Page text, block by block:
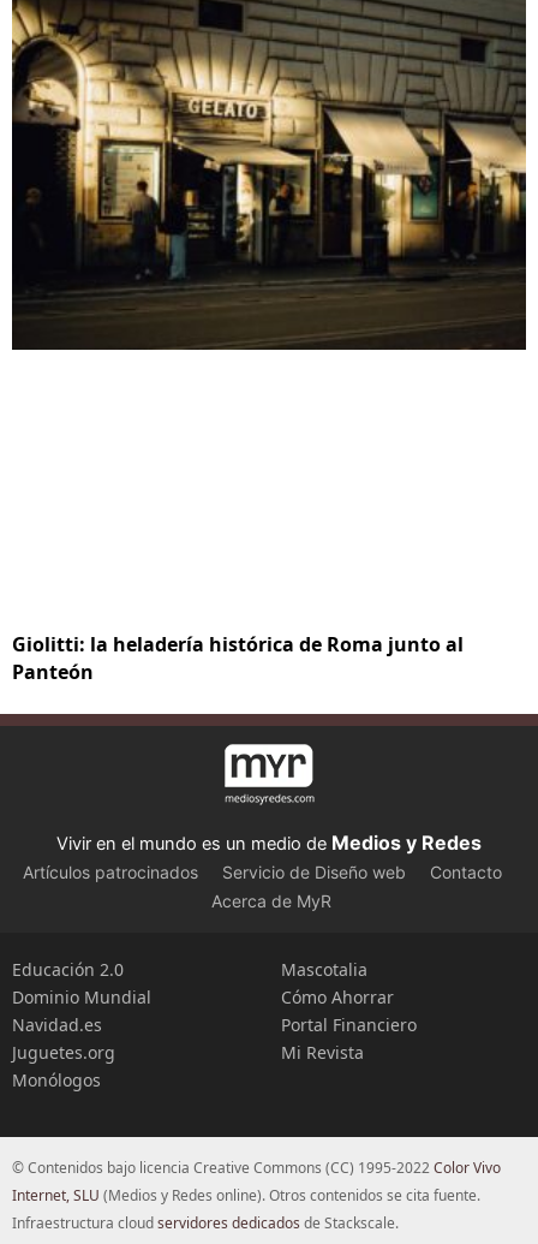
Giolitti: la heladería histórica de Roma junto al
Panteón
Vivir en el mundo es un medio de Medios y Redes
Artículos patrocinados Servicio de Diseño web
Contacto
Acerca de MyR
Educación 2.0
Dominio Mundial
Navidad.es
Juguetes.org
Monólogos
Mascotalia
Cómo Ahorrar
Portal Financiero
Mi Revista
© Contenidos bajo licencia Creative Commons (CC) 1995-2022Color Vivo
Internet, SLU (Medios y Redes online). Otros contenidos se cita fuente.
Infraestructura cloudservidores dedicados de Stackscale.